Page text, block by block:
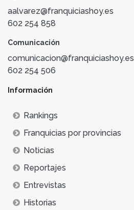
aalvarez@franquiciashoy.es
602 254 858
Comunicación
comunicacion@franquiciashoy.es
602 254 506
Información
Rankings
Franquicias por provincias
Noticias
Reportajes
Entrevistas
Historias